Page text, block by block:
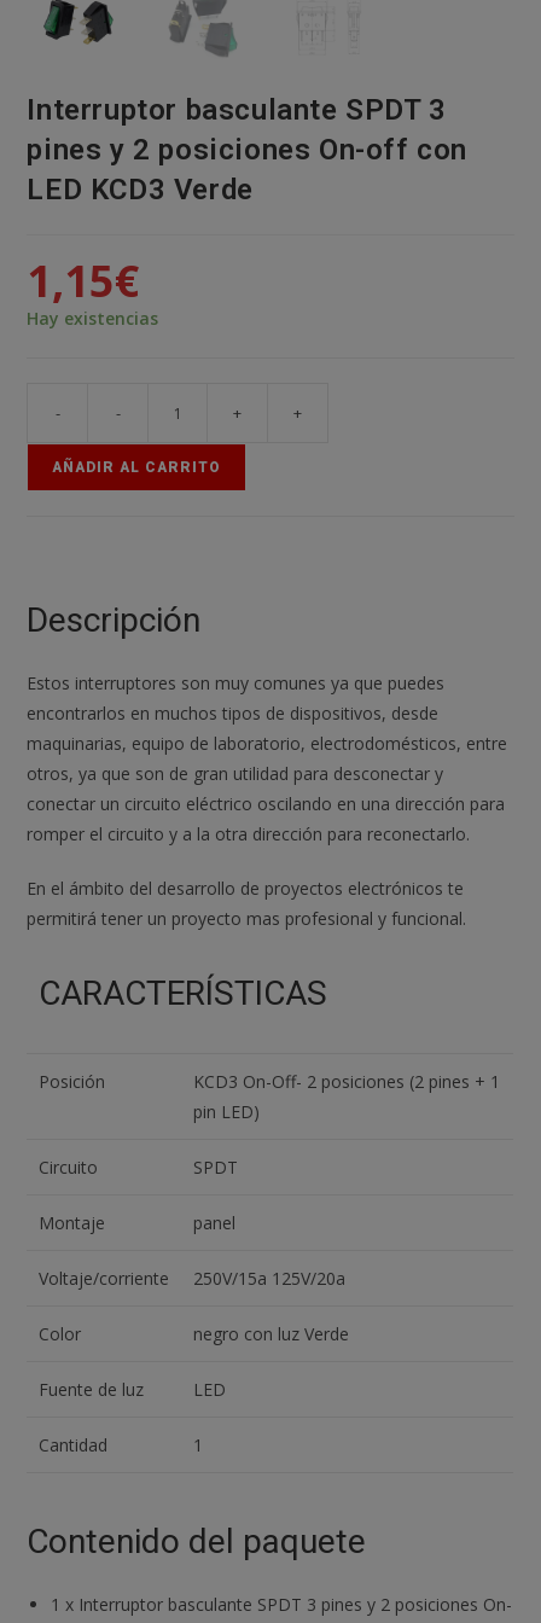
Interruptor basculante SPDT 3
pines y 2 posiciones On-off con
LED KCD3 Verde
1,15€
Hay existencias
-
off
cantidad
- + +
AÑADIR AL CARRITO
Descripción
Estos interruptores son muy comunes ya que puedes
encontrarlos en muchos tipos de dispositivos, desde
maquinarias, equipo de laboratorio, electrodomésticos, entre
otros, ya que son de gran utilidad para desconectar y
conectar un circuito eléctrico oscilando en una dirección para
romper el circuito y a la otra dirección para reconectarlo.
En el ámbito del desarrollo de proyectos electrónicos te
permitirá tener un proyecto mas profesional y funcional.
CARACTERÍSTICAS
Posición
KCD3 On-Off- 2 posiciones (2 pines + 1
pin LED)
Circuito SPDT
Montaje panel
Voltaje/corriente 250V/15a 125V/20a
Color negro con luz Verde
Fuente de luz LED
Cantidad 1
Contenido del paquete
1 x Interruptor basculante SPDT 3 pines y 2 posiciones On-